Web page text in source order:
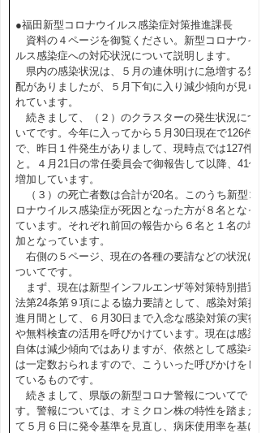
●福田新型コロナウイルス感染症対策推進課長
資料の４ページを御覧ください。新型コロナウイ
ルス感染症への対応状況について説明します。
県内の感染状況は、５月の連休明けに急増する気
配がありましたが、５月下旬に入り減少傾向が見ら
れています。
続きまして、（２）のクラスターの発生状況につ
いてです。今年に入ってから５月30日現在で126件
で、昨日１件発生がありまして、現時点では127件
と。４月21日の常任委員会で御報告して以降、41件
増加しています。
（３）の死亡者数は合計が20名。このうち新型コ
ロナウイルス感染症が死因となった方が８名となっ
ています。それぞれ前回の報告から６名と１名の増
加となっています。
右側の５ページ、現在の各種の要請などの状況に
ついてです。
まず、現在は新型インフルエンザ等対策特別措置
法第24条第９項による協力要請として、感染対策推
進月間として、６月30日まで入念な感染対策の実行
や無料検査の活用を呼びかけています。現在は感染
自体は減少傾向ではありますが、依然として感染者
は一定数おられますので、こういった呼びかけをし
ているものです。
続きまして、県版の新型コロナ警報についてで
す。警報については、オミクロン株の特性を踏まえ
て５月６日に発令基準を見直し、病床使用率を基に